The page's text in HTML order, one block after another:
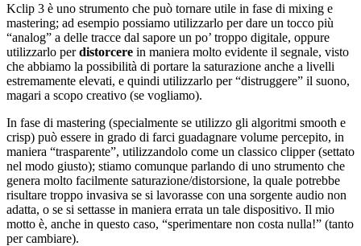
Kclip 3 è uno strumento che può tornare utile in fase di mixing e
mastering; ad esempio possiamo utilizzarlo per dare un tocco più
“analog” a delle tracce dal sapore un po’ troppo digitale, oppure
utilizzarlo perdistorcere in maniera molto evidente il segnale, visto
che abbiamo la possibilità di portare la saturazione anche a livelli
estremamente elevati, e quindi utilizzarlo per “distruggere” il suono,
magari a scopo creativo (se vogliamo).
In fase di mastering (specialmente se utilizzo gli algoritmi smooth e
crisp) può essere in grado di farci guadagnare volume percepito, in
maniera “trasparente”, utilizzandolo come un classico clipper (settato
nel modo giusto); stiamo comunque parlando di uno strumento che
genera molto facilmente saturazione/distorsione, la quale potrebbe
risultare troppo invasiva se si lavorasse con una sorgente audio non
adatta, o se si settasse in maniera errata un tale dispositivo. Il mio
motto è, anche in questo caso, “sperimentare non costa nulla!” (tanto
per cambiare).